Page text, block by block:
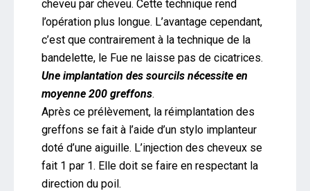
cheveu par cheveu. Cette technique rend
l’opération plus longue. L’avantage cependant,
c’est que contrairement à la technique de la
bandelette, le Fue ne laisse pas de cicatrices.
Une implantation des sourcils nécessite en
moyenne 200 greffons.
Après ce prélèvement, la réimplantation des
greffons se fait à l’aide d’un stylo implanteur
doté d’une aiguille. L’injection des cheveux se
fait 1 par 1. Elle doit se faire en respectant la
direction du poil.